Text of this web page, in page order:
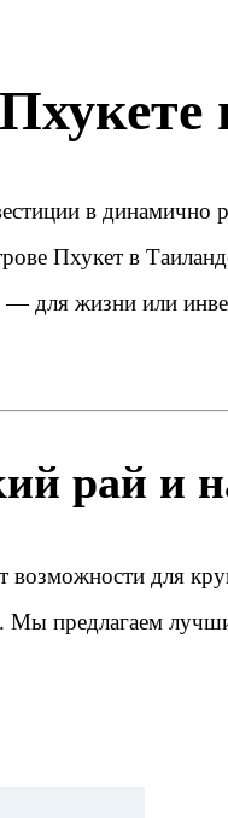
в
Пхукет в
для жизни или
рай и
для
Мы предлагаем